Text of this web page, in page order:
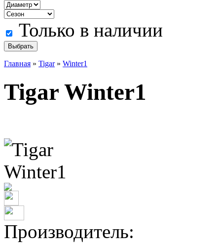
Только в наличии
Главная » Tigar» Winter1
Tigar Winter1
Производитель: